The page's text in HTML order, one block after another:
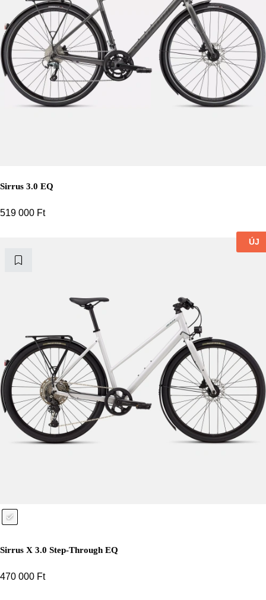
Sirrus 3.0 EQ
519 000 Ft
ÚJ
Sirrus X 3.0 Step-Through EQ
470 000 Ft